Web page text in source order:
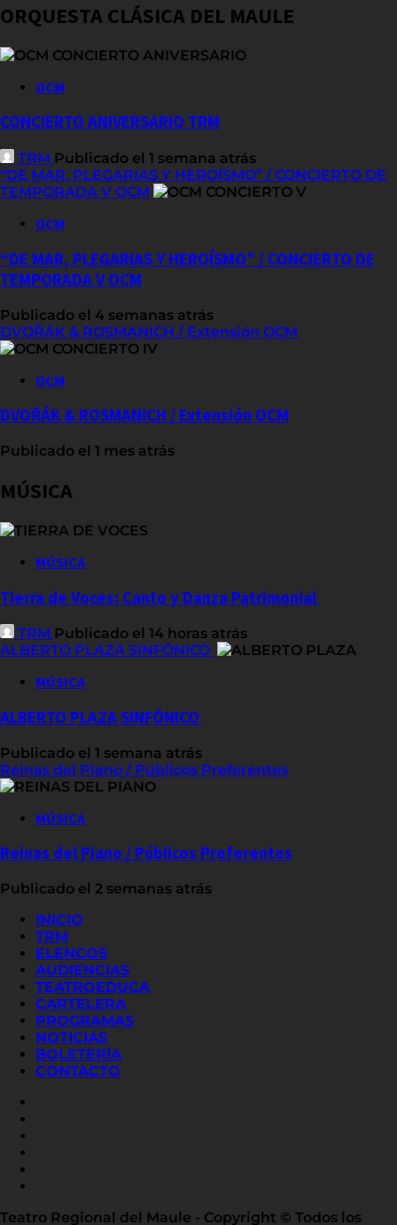
ORQUESTA CLÁSICA DEL MAULE
OCM
CONCIERTO ANIVERSARIO TRM
TRM Publicado el 1 semana atrás
“DE MAR, PLEGARIAS Y HEROÍSMO” / CONCIERTO DE
TEMPORADA V OCM
OCM
“DE MAR, PLEGARIAS Y HEROÍSMO” / CONCIERTO DE
TEMPORADA V OCM
Publicado el 4 semanas atrás
DVOŘÁK & ROSMANICH / Extensión OCM
OCM
DVOŘÁK & ROSMANICH / Extensión OCM
Publicado el 1 mes atrás
MÚSICA
MÚSICA
Tierra de Voces: Canto y Danza Patrimonial
TRM Publicado el 14 horas atrás
ALBERTO PLAZA SINFÓNICO
MÚSICA
ALBERTO PLAZA SINFÓNICO
Publicado el 1 semana atrás
Reinas del Piano / Públicos Preferentes
MÚSICA
Reinas del Piano / Públicos Preferentes
Publicado el 2 semanas atrás
INICIO
TRM
ELENCOS
AUDIENCIAS
TEATROEDUCA
CARTELERA
PROGRAMAS
NOTICIAS
BOLETERÍA
CONTACTO
Teatro Regional del Maule - Copyright © Todos los